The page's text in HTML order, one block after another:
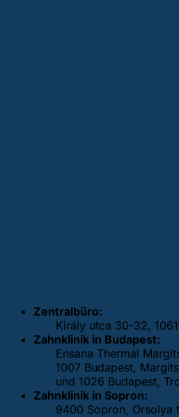
Zentralbüro:
Király utca 30-32,
Zahnklinik in Budapest:
Ensana Thermal
1007 Budapest,
und 1026 Budapest,
Zahnklinik in Sopron:
9400 Sopron, Orsolya